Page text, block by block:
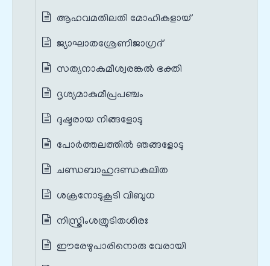
ആഹവമതിലതി മോഹികളായ്
ജ്യാഘാതശ്രേണിജാഗ്രദ്‌
സത്യനാകുമീശ്വരങ്കൽ ഭക്തി
ദൃശ്യമാകുമീപ്രപഞ്ചം
ദുഷ്ടരായ നിങ്ങളോടു
പോർത്തലത്തിൽ ഞങ്ങളോടു
ചണ്ഡബാഹുദണ്ഡകലിത
ശക്രനോടുകൂടി വിബുധ
നിസ്ത്രിംശത്രുടിതശിരഃ
ഈരേഴുപാരിനൊരു വേരായി